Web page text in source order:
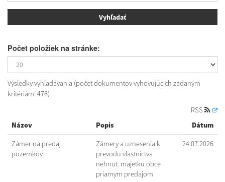
Počet položiek na stránke:
Výsledky vyhľadávania (počet dokumentov vyhovujúcich zadaným
kritériám: 476)
RSS
Názov
Popis Dátum
Zámer na predaj
pozemkov
Zámery a uznesenia k
prevodu vlastníctva
nehnut. majetku obce
priamym predajom
24.07.2026